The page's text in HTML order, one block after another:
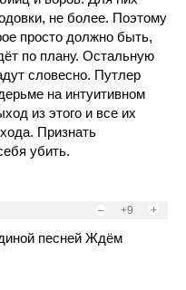
не более. Поэтому
просто должно быть,
по плану. Остальную
словесно. Путлер
на интуитивном
из этого и все их
Признать
убить.
– +9 +
песней Ждём